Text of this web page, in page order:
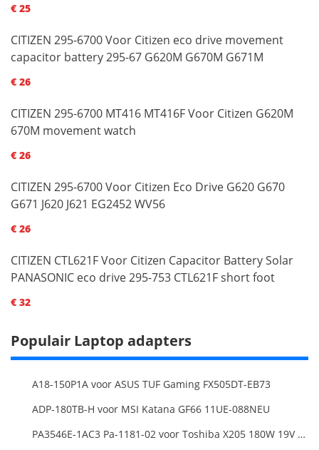
€ 25
CITIZEN 295-6700 Voor Citizen eco drive movement
capacitor battery 295-67 G620M G670M G671M
€ 26
CITIZEN 295-6700 MT416 MT416F Voor Citizen G620M
670M movement watch
€ 26
CITIZEN 295-6700 Voor Citizen Eco Drive G620 G670
G671 J620 J621 EG2452 WV56
€ 26
CITIZEN CTL621F Voor Citizen Capacitor Battery Solar
PANASONIC eco drive 295-753 CTL621F short foot
€ 32
Populair Laptop adapters
A18-150P1A voor ASUS TUF Gaming FX505DT-EB73
ADP-180TB-H voor MSI Katana GF66 11UE-088NEU
PA3546E-1AC3 Pa-1181-02 voor Toshiba X205 180W 19V 9.5A Laptop DC Charger Power Supply